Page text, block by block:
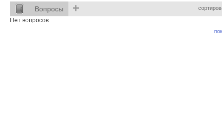
Вопросы +
Нет вопросов